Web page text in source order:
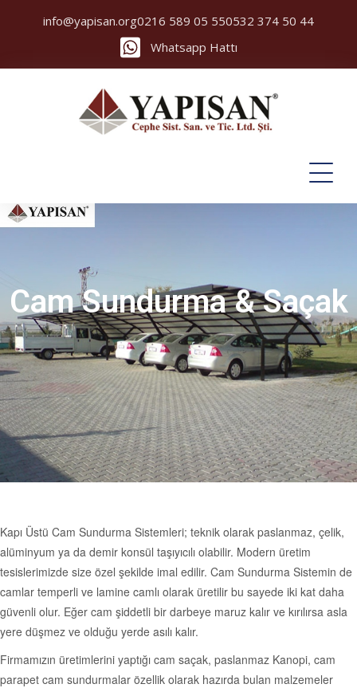
info@yapisan.org0216 589 05 550532 374 50 44
Whatsapp Hattı
Cam Sundurma & Saçak
Kapı Üstü Cam Sundurma Sistemleri; teknik olarak paslanmaz, çelik,
alüminyum ya da demir konsül taşıyıcılı olabilir. Modern üretim
tesislerimizde size özel şekilde imal edilir. Cam Sundurma Sistemin de
camlar temperli ve lamine camlı olarak üretilir bu sayede iki kat daha
güvenli olur. Eğer cam şiddetli bir darbeye maruz kalır ve kırılırsa asla
yere düşmez ve olduğu yerde asılı kalır.
Firmamızın üretimlerini yaptığı cam saçak, paslanmaz Kanopi, cam
parapet cam sundurmalar özellik olarak hazırda bulan malzemeler